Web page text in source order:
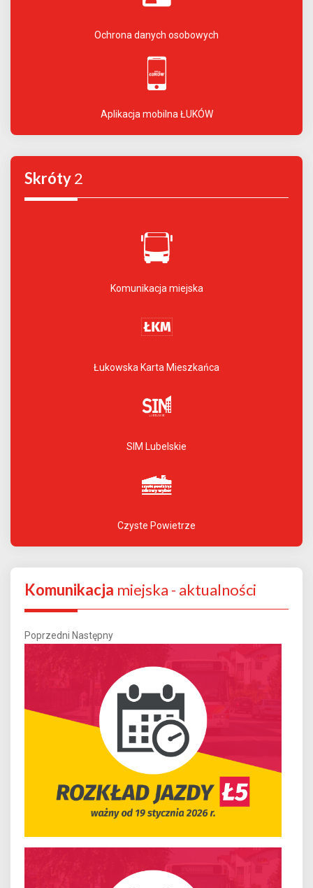
Ochrona danych osobowych
Aplikacja mobilna ŁUKÓW
Skróty2
Komunikacja miejska
Łukowska Karta Mieszkańca
SIM Lubelskie
Czyste Powietrze
Komunikacja miejska - aktualności
Poprzedni Następny